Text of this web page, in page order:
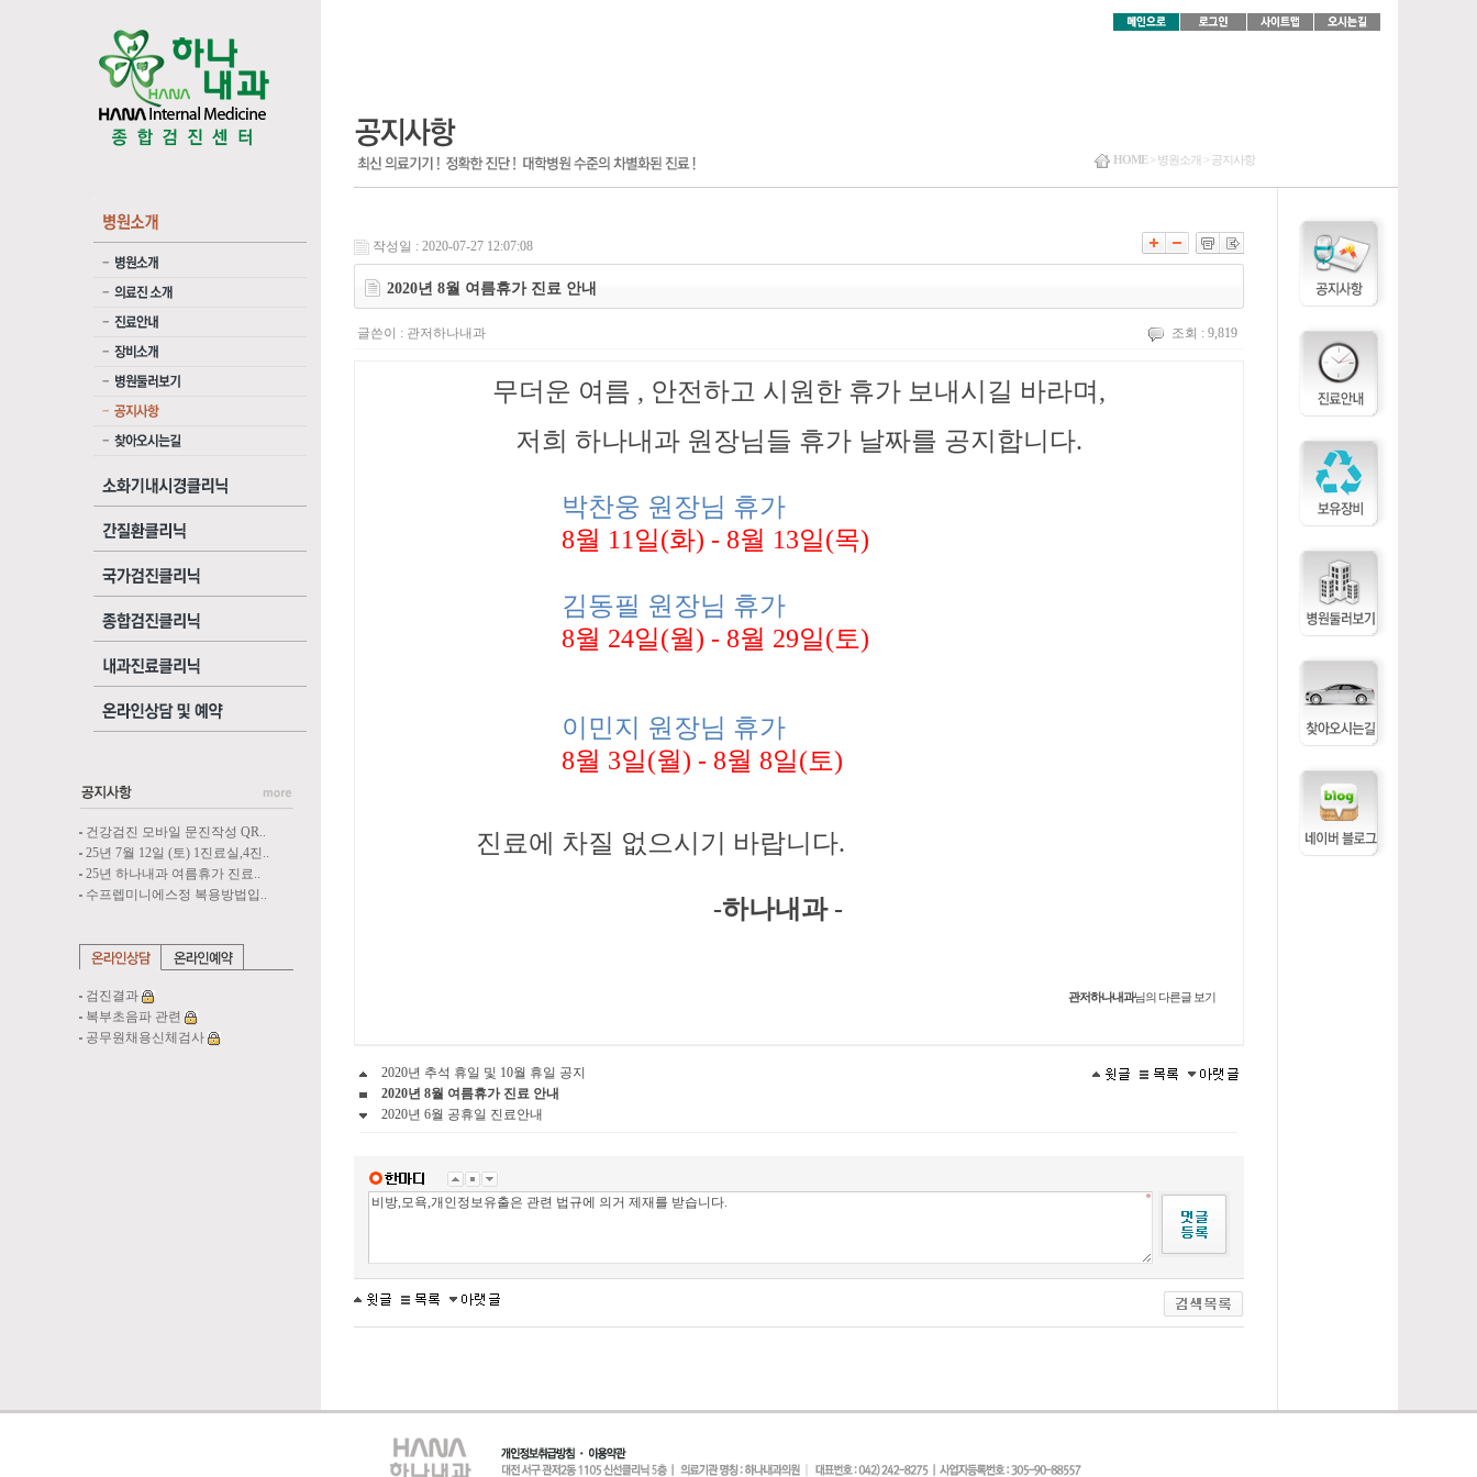
건강검진 모바일 문진작성 QR..
25년 7월 12일 (토) 1진료실,4진..
25년 하나내과 여름휴가 진료..
수프렙미니에스정 복용방법입..
검진결과
복부초음파 관련
공무원채용신체검사
HOME> 병원소개 > 공지사항
작성일 : 2020-07-27 12:07:08
2020년 8월 여름휴가 진료 안내
글쓴이 : 관저하나내과 조회 : 9,819
무더운 여름 , 안전하고 시원한 휴가 보내시길 바라며,
저희 하나내과 원장님들 휴가 날짜를 공지합니다.
박찬웅 원장님 휴가
8월 11일(화) - 8월 13일(목)
김동필 원장님 휴가
8월 24일(월) - 8월 29일(토)
이민지 원장님 휴가
8월 3일(월) - 8월 8일(토)
진료에 차질 없으시기 바랍니다.
-하나내과 -
관저하나내과님의 다른글 보기
2020년 추석 휴일 및 10월 휴일 공지
2020년 8월 여름휴가 진료 안내
2020년 6월 공휴일 진료안내